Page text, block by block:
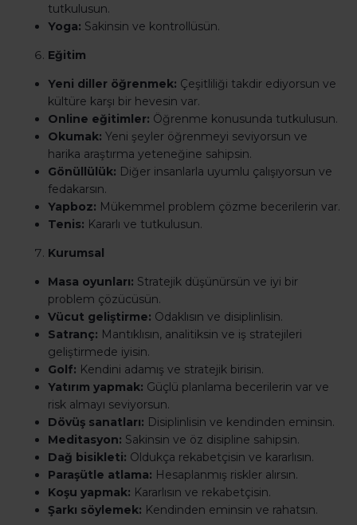
tutkulusun.
Yoga: Sakinsin ve kontrollüsün.
Eğitim
Yeni diller öğrenmek: Çeşitliliği takdir ediyorsun ve
kültüre karşı bir hevesin var.
Online eğitimler: Öğrenme konusunda tutkulusun.
Okumak: Yeni şeyler öğrenmeyi seviyorsun ve
harika araştırma yeteneğine sahipsin.
Gönüllülük: Diğer insanlarla uyumlu çalışıyorsun ve
fedakarsın.
Yapboz: Mükemmel problem çözme becerilerin var.
Tenis: Kararlı ve tutkulusun.
Kurumsal
Masa oyunları: Stratejik düşünürsün ve iyi bir
problem çözücüsün.
Vücut geliştirme: Odaklısın ve disiplinlisin.
Satranç: Mantıklısın, analitiksin ve iş stratejileri
geliştirmede iyisin.
Golf: Kendini adamış ve stratejik birisin.
Yatırım yapmak: Güçlü planlama becerilerin var ve
risk almayı seviyorsun.
Dövüş sanatları: Disiplinlisin ve kendinden eminsin.
Meditasyon: Sakinsin ve öz disipline sahipsin.
Dağ bisikleti: Oldukça rekabetçisin ve kararlısın.
Paraşütle atlama: Hesaplanmış riskler alırsın.
Koşu yapmak: Kararlısın ve rekabetçisin.
Şarkı söylemek: Kendinden eminsin ve rahatsın.